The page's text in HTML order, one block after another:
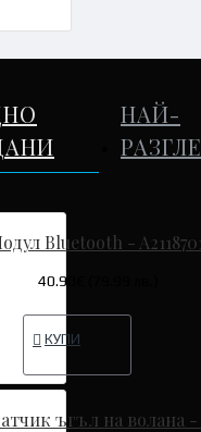
НАЙ-
Bluetooth -
40.90€ (79.99 лв.)
КУПИ
ъгъл на волана -